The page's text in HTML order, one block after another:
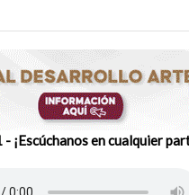
¡Escúchanos en cualquier